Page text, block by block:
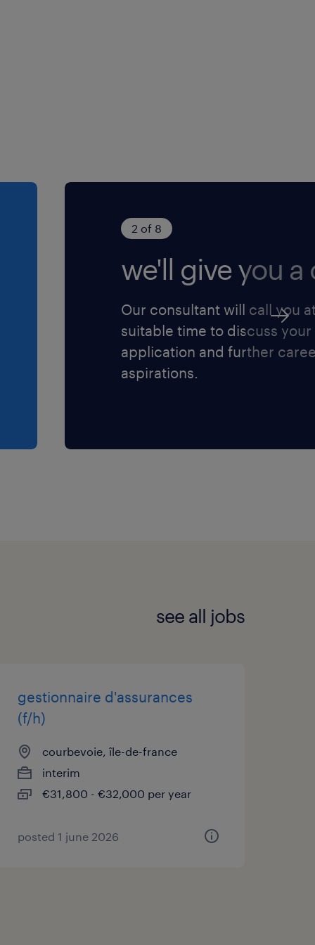
2 of 8
we'll give you a
Our consultant will call you
suitable time to discuss your
application and further
aspirations.
see all jobs
gestionnaire d'assurances
(f/h)
courbevoie, île-de-france
interim
€31,800 - €32,000 per year
posted 1 june 2026